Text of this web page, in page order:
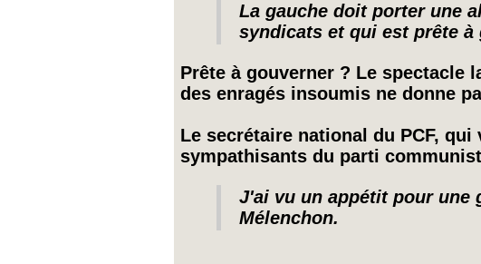
La gauche doit porter une
syndicats et qui est prête à
Prête à gouverner ? Le spectacle
des enragés insoumis ne donne
Le secrétaire national du PCF,
sympathisants du parti
J'ai vu un appétit pour une
Mélenchon.